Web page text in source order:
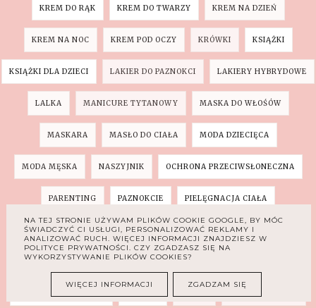
KREM DO RĄK KREM DO TWARZY KREM NA DZIEŃ
KREM NA NOC KREM POD OCZY KRÓWKI KSIĄŻKI
KSIĄŻKI DLA DZIECI LAKIER DO PAZNOKCI LAKIERY HYBRYDOWE
LALKA MANICURE TYTANOWY MASKA DO WŁOŚÓW
MASKARA MASŁO DO CIAŁA MODA DZIECIĘCA
MODA MĘSKA NASZYJNIK OCHRONA PRZECIWSŁONECZNA
PARENTING PAZNOKCIE PIELĘGNACJA CIAŁA
PIELĘGNACJA DŁONI PIERŚCIONEK
PILĘGNACJA PRZECIWZMARSZCZKOWA
NA TEJ STRONIE UŻYWAM PLIKÓW COOKIE GOOGLE, BY MÓC
ŚWIADCZYĆ CI USŁUGI, PERSONALIZOWAĆ REKLAMY I
ANALIZOWAĆ RUCH. WIĘCEJ INFORMACJI ZNAJDZIESZ W
POLITYCE PRYWATNOŚCI. CZY ZGADZASZ SIĘ NA
WYKORZYSTYWANIE PLIKÓW COOKIES?
WIĘCEJ INFORMACJI ZGADZAM SIĘ